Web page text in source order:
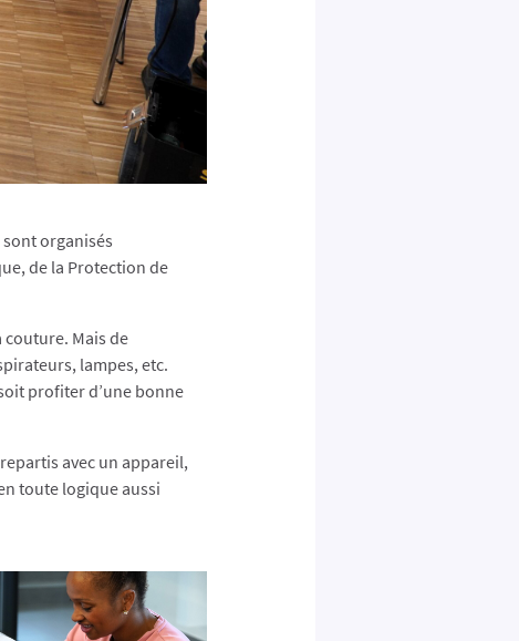
organisés
de la Protection de
couture. Mais de
lampes, etc.
profiter d’une bonne
avec un appareil,
toute logique aussi